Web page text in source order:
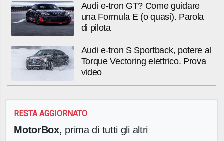
Audi e-tron GT? Come guidare
una Formula E (o quasi). Parola
di pilota
Audi e-tron S Sportback, potere al
Torque Vectoring elettrico. Prova
video
RESTA AGGIORNATO
MotorBox, prima di tutti gli altri